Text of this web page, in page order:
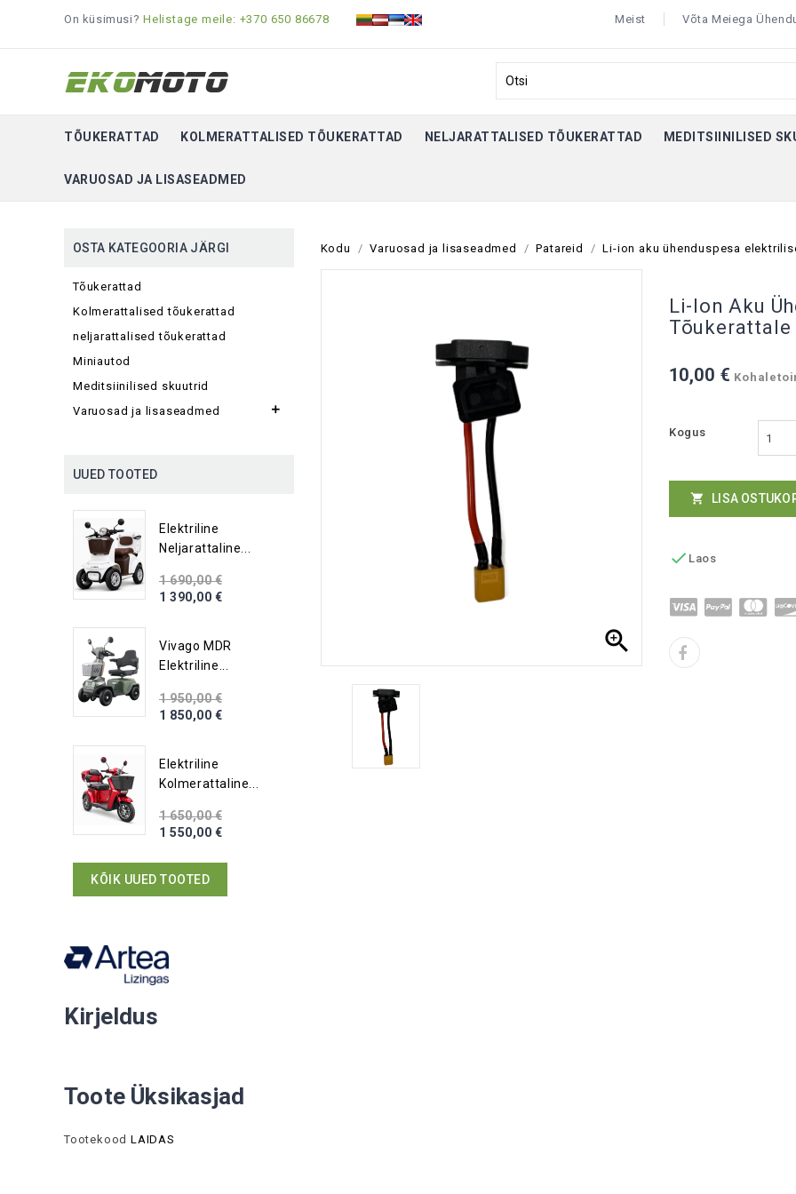
On küsimusi? Helistage meile: +370 650 86678 Meist Võta Meiega
TÕUKERATTAD KOLMERATTALISED TÕUKERATTAD NELJARATTALISED TÕUKERATTAD MEDITSIINILISED
VARUOSAD JA LISASEADMED
OSTA KATEGOORIA JÄRGI
Tõukerattad
Kolmerattalised tõukerattad
neljarattalised tõukerattad
Miniautod
Meditsiinilised skuutrid
Varuosad ja lisaseadmed

UUED TOOTED
Elektriline
Neljarattaline...
1 690,00 €
1 390,00 €
Vivago MDR
Elektriline...
1 950,00 €
1 850,00 €
Elektriline
Kolmerattaline...
1 650,00 €
1 550,00 €
KÕIK UUED TOOTED
Kodu Varuosad ja lisaseadmed Patareid Li-ion aku ühenduspesa

Li-Ion Aku
Tõukerattale
10,00 €
Kogus
 LISA
 Laos
Kirjeldus
Toote Üksikasjad
Tootekood LAIDAS